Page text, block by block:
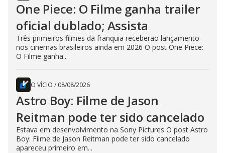
One Piece: O Filme ganha trailer
oficial dublado; Assista
Três primeiros filmes da franquia receberão lançamento
nos cinemas brasileiros ainda em 2026 O post One Piece:
O Filme ganha...
O VÍCIO / 08/08/2026
Astro Boy: Filme de Jason
Reitman pode ter sido cancelado
Estava em desenvolvimento na Sony Pictures O post Astro
Boy: Filme de Jason Reitman pode ter sido cancelado
apareceu primeiro em...